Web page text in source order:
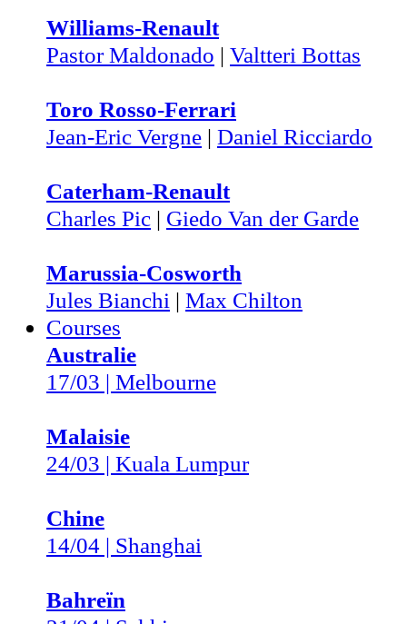
Williams-Renault
Pastor Maldonado | Valtteri Bottas
Toro Rosso-Ferrari
Jean-Eric Vergne | Daniel Ricciardo
Caterham-Renault
Charles Pic | Giedo Van der Garde
Marussia-Cosworth
Jules Bianchi | Max Chilton
Courses
Australie
17/03 | Melbourne
Malaisie
24/03 | Kuala Lumpur
Chine
14/04 | Shanghai
Bahreïn